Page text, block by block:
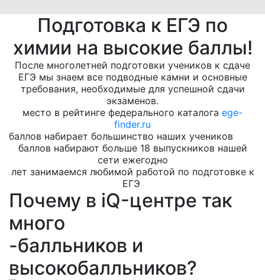
Подготовка к ЕГЭ по
химии на высокие баллы!
После многолетней подготовки учеников к сдаче
ЕГЭ мы знаем все подводные камни и основные
требования, необходимые для успешной сдачи
экзаменов.
место в рейтинге федерального каталога ege-
finder.ru
баллов набирает большинство наших учеников
баллов набирают больше 18 выпускников нашей
сети ежегодно
лет занимаемся любимой работой по подготовке к
ЕГЭ
Почему в iQ-центре так
много
-балльников и
высокобалльников?